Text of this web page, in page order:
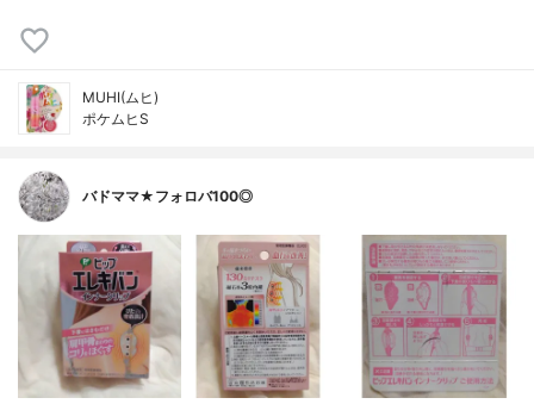
MUHI(ムヒ)
ポケムヒS
バドママ★フォロバ100◎